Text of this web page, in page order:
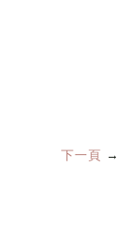
下一頁 →